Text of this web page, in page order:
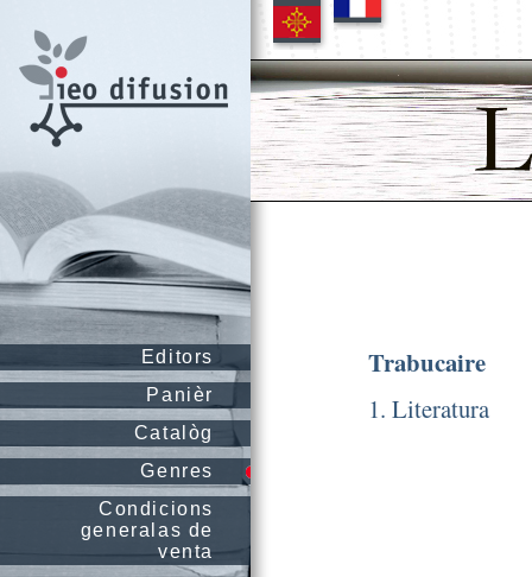
Editors
Panièr
Catalòg
Genres
Condicions
generalas de
venta
Trabucaire
1. Literatura